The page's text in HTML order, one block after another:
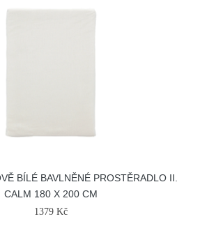
BÍLÉ BAVLNĚNÉ PROSTĚRADLO II.
CALM 180 X 200 CM
1379 Kč